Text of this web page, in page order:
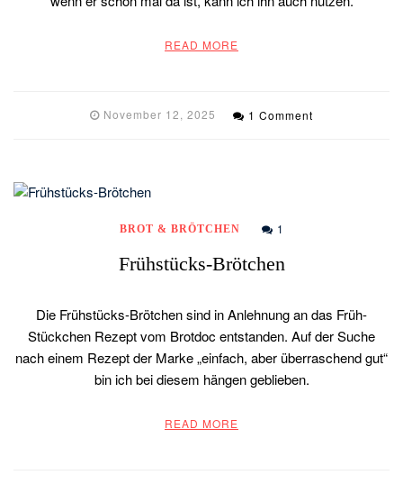
READ MORE
November 12, 2025 1 Comment
BROT & BRÖTCHEN 1
Frühstücks-Brötchen
Die Frühstücks-Brötchen sind in Anlehnung an das Früh-
Stückchen Rezept vom Brotdoc entstanden. Auf der Suche
nach einem Rezept der Marke „einfach, aber überraschend gut“
bin ich bei diesem hängen geblieben.
READ MORE